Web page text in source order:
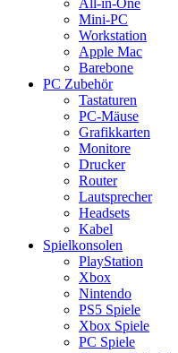
All-in-One
Mini-PC
Workstation
Apple Mac
Barebone
PC Zubehör
Tastaturen
PC-Mäuse
Grafikkarten
Monitore
Drucker
Router
Lautsprecher
Headsets
Kabel
Spielkonsolen
PlayStation
Xbox
Nintendo
PS5 Spiele
Xbox Spiele
PC Spiele